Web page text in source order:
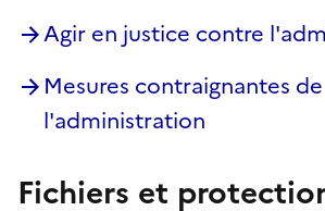
Agir en justice contre
Mesures contraignantes de
l'administration
Fichiers et